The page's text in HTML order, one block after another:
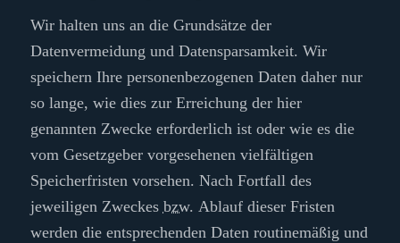
Wir halten uns an die Grundsätze der
Datenvermeidung und Datensparsamkeit. Wir
speichern Ihre personenbezogenen Daten daher nur
so lange, wie dies zur Erreichung der hier
genannten Zwecke erforderlich ist oder wie es die
vom Gesetzgeber vorgesehenen vielfältigen
Speicherfristen vorsehen. Nach Fortfall des
jeweiligen Zweckes bzw. Ablauf dieser Fristen
werden die entsprechenden Daten routinemäßig und